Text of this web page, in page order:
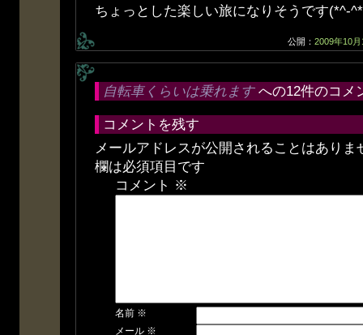
ちょっとした楽しい旅になりそうです(*^-
公開： 2009年10
自転車くらいは乗れますへの12件のコメ
コメントを残す
メールアドレスが公開されることはありま
欄は必須項目です
コメント ※
名前 ※
メール ※